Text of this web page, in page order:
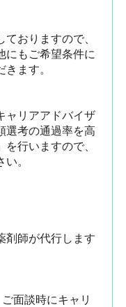
おりますので、
にもご希望条件に
ます。
ャリアアドバイザ
選考の通過率を高
行いますので、
。
剤師が代行します
面談時にキャリ